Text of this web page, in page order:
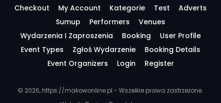
Checkout
My Account Kategorie Test
Adverts
Sumup
Performers
Venues
Wydarzenia I Zaproszenia
Booking
User Profile
Event Types
Zgłoś Wydarzenie
Booking Details
Event Organizers
Login Register
© 2026, https://makowonline.pl - Wszelkie prawa zastrzeżone.